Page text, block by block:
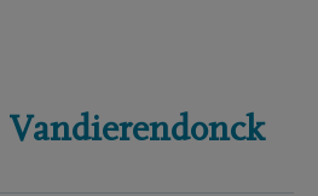
Vandierendonck